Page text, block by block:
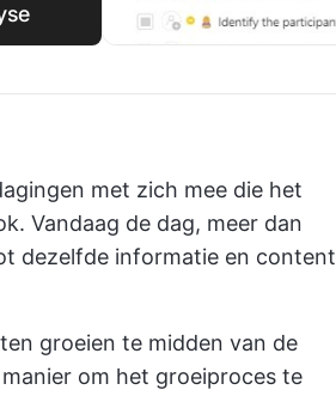
met zich mee die het
Vandaag de dag, meer dan
dezelfde informatie en content
groeien te midden van de
om het groeiproces te